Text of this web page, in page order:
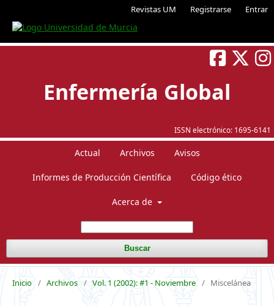
Revistas UM Registrarse Entrar
ISSN electrónico: 1695-6141
Enfermería Global
Actual Archivos Avisos
Informes de Producción Científica Código ético
Acerca de
Buscar
Inicio / Archivos / Vol. 1 (2002): #1 - Noviembre / Miscelánea